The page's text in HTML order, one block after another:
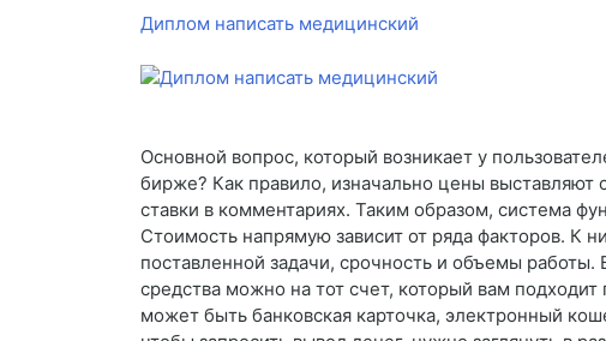
Диплом написать медицинский
Основной вопрос, который возникает у
бирже? Как правило, изначально цены выставляют
ставки в комментариях. Таким образом, система
Стоимость напрямую зависит от ряда факторов. К
поставленной задачи, срочность и объемы
средства можно на тот счет, который вам
может быть банковская карточка, электронный